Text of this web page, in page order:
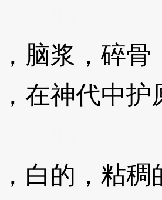
浆，碎骨
在神代中
的，粘稠